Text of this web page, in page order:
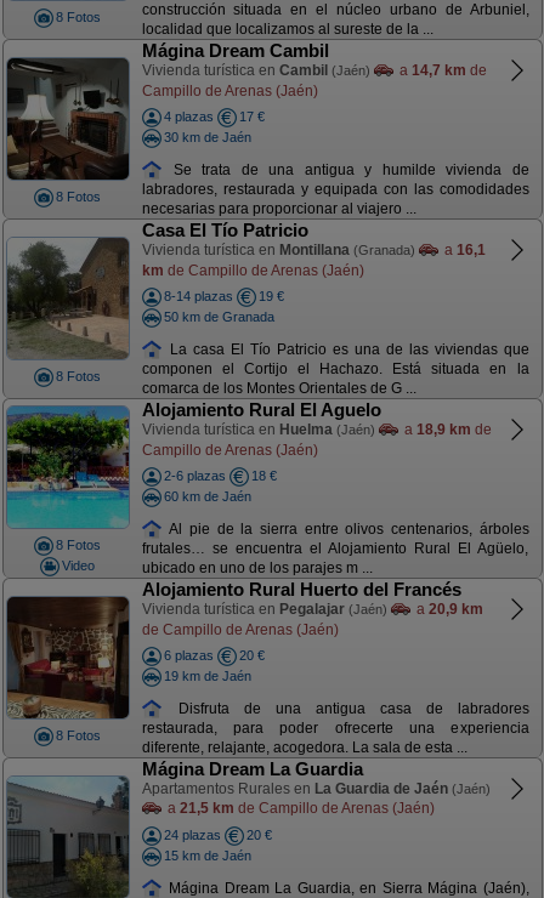
8 Fotos
construcción situada en el núcleo urbano de Arbuniel,
localidad que localizamos al sureste de la ...
8 Fotos
Mágina Dream Cambil
Vivienda turística en Cambil (Jaén) a 14,7 km de
Campillo de Arenas (Jaén)
4 plazas
17 €
30 km de Jaén
Se trata de una antigua y humilde vivienda de
labradores, restaurada y equipada con las comodidades
necesarias para proporcionar al viajero ...
8 Fotos
Casa El Tío Patricio
Vivienda turística en Montillana (Granada) a 16,1
km de Campillo de Arenas (Jaén)
8-14 plazas
19 €
50 km de Granada
La casa El Tío Patricio es una de las viviendas que
componen el Cortijo el Hachazo. Está situada en la
comarca de los Montes Orientales de G ...
8 Fotos
Video
Alojamiento Rural El Aguelo
Vivienda turística en Huelma (Jaén) a 18,9 km de
Campillo de Arenas (Jaén)
2-6 plazas
18 €
60 km de Jaén
Al pie de la sierra entre olivos centenarios, árboles
frutales… se encuentra el Alojamiento Rural El Agüelo,
ubicado en uno de los parajes m ...
8 Fotos
Alojamiento Rural Huerto del Francés
Vivienda turística en Pegalajar (Jaén) a 20,9 km
de Campillo de Arenas (Jaén)
6 plazas
20 €
19 km de Jaén
Disfruta de una antigua casa de labradores
restaurada, para poder ofrecerte una experiencia
diferente, relajante, acogedora. La sala de esta ...
Mágina Dream La Guardia
Apartamentos Rurales en La Guardia de Jaén (Jaén)
a 21,5 km de Campillo de Arenas (Jaén)
24 plazas
20 €
15 km de Jaén
Mágina Dream La Guardia, en Sierra Mágina (Jaén),